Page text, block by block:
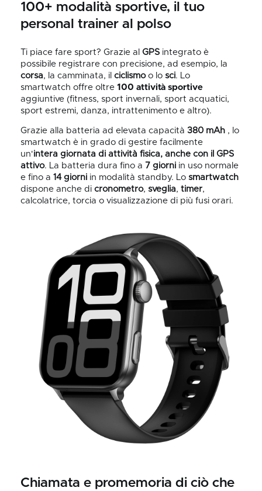
100+ modalità sportive, il tuo
personal trainer al polso
Ti piace fare sport? Grazie al GPS integrato è
possibile registrare con precisione, ad esempio, la
corsa, la camminata, il ciclismoo lo sci. Lo
smartwatch offre oltre 100 attività sportive
aggiuntive (fitness, sport invernali, sport acquatici,
sport estremi, danza, intrattenimento e altro).
Grazie alla batteria ad elevata capacità 380 mAh , lo
smartwatch è in grado di gestire facilmente
un'intera giornata di attività fisica, anche con il GPS
attivo. La batteria dura fino a 7 giorni in uso normale
e fino a 14 giorni in modalità standby. Lo smartwatch
dispone anche di cronometro, sveglia, timer,
calcolatrice, torcia o visualizzazione di più fusi orari.
Chiamata e promemoria di ciò che